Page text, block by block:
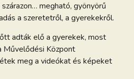
megható, gyönyörű
a szeretetről, a gyerekekről.
adták elő a gyerekek, most
Művelődési Központ
meg a videókat és képeket